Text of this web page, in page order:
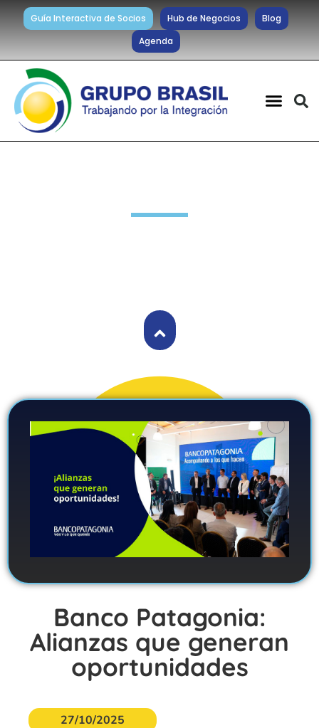
Guía Interactiva de Socios Hub de Negocios
Blog
Agenda
Banco Patagonia:
Alianzas que generan
oportunidades
27/10/2025